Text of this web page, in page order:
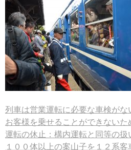
列車は営業運転に必要な車検が
お客様を乗せることができない
運転の休止：構内運転と同等の
１００体以上の案山子を１２系客